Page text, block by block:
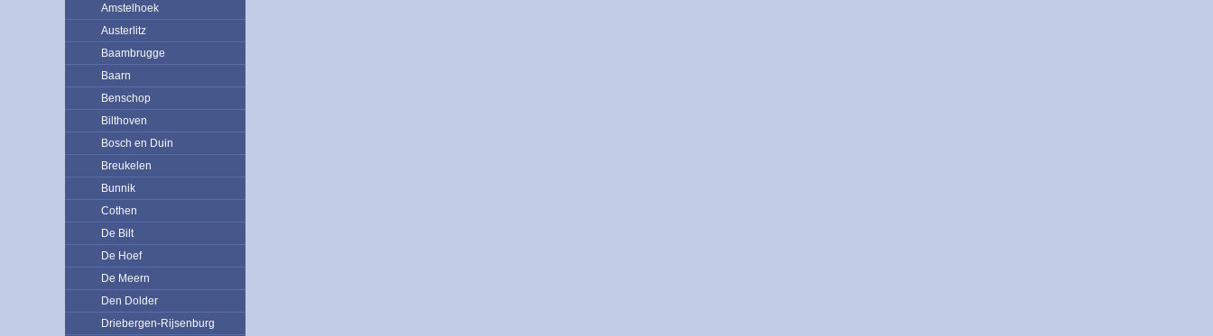
Amstelhoek
Austerlitz
Baambrugge
Baarn
Benschop
Bilthoven
Bosch en Duin
Breukelen
Bunnik
Cothen
De Bilt
De Hoef
De Meern
Den Dolder
Driebergen-Rijsenburg